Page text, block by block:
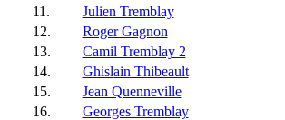
11.
Julien Tremblay
12.
Roger Gagnon
13.
Camil Tremblay 2
14.
Ghislain Thibeault
15.
Jean Quenneville
16.
Georges Tremblay